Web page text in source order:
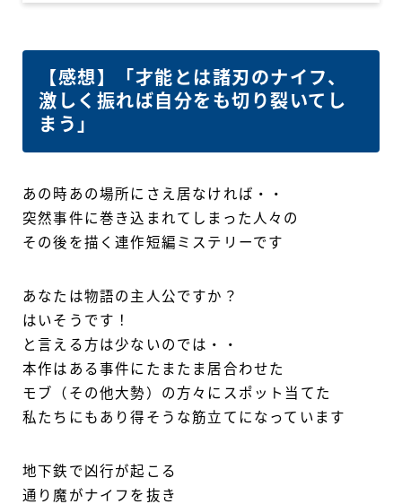
【感想】「才能とは諸刃のナイフ、
激しく振れば自分をも切り裂いてし
まう」
あの時あの場所にさえ居なければ・・
突然事件に巻き込まれてしまった人々の
その後を描く連作短編ミステリーです
あなたは物語の主人公ですか？
はいそうです！
と言える方は少ないのでは・・
本作はある事件にたまたま居合わせた
モブ（その他大勢）の方々にスポット当てた
私たちにもあり得そうな筋立てになっています
地下鉄で凶行が起こる
通り魔がナイフを抜き